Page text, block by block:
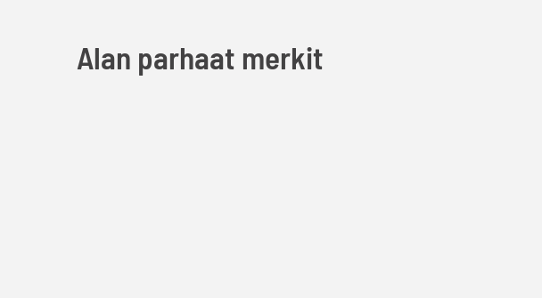
Alan parhaat merkit